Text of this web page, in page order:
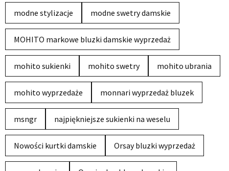
modne stylizacje modne swetry damskie
MOHITO markowe bluzki damskie wyprzedaż
mohito sukienki mohito swetry mohito ubrania
mohito wyprzedaże monnari wyprzedaż bluzek
msngr najpiękniejsze sukienki na weselu
Nowości kurtki damskie Orsay bluzki wyprzedaż